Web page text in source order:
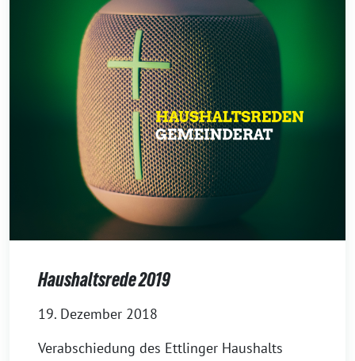
Haushaltsrede 2019
19. Dezember 2018
Verabschiedung des Ettlinger Haushalts